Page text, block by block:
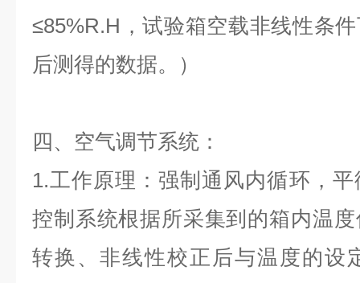
≤85%R.H，试验箱空载非线性条
后测得的数据。）
四、空气调节系统：
1.工作原理：强制通风内循环，
控制系统根据所采集到的箱内温
转换、非线性校正后与温度的设